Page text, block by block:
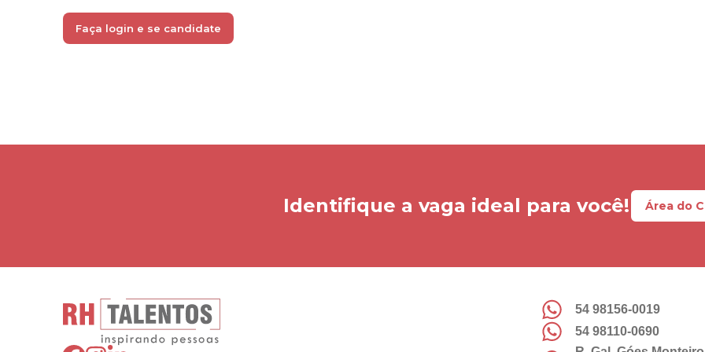
Faça login e se candidate
Identifique a vaga ideal para você! Área do
54 98156-0019
54 98110-0690